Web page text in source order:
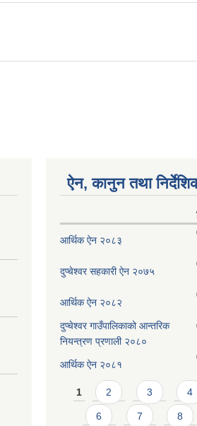
ऐन, कानुन तथा
आर्थिक ऐन २०८३
दुप्चेश्वर सहकारी ऐन २०७५
आर्थिक ऐन २०८२
दुप्चेश्वर गाउँपालिकाको आन्तरिक
नियन्त्रण प्रणाली २०८०
आर्थिक ऐन २०८१
Pages
1 2 3 4
6 7 8